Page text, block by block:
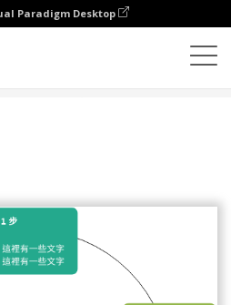
Paradigm Desktop